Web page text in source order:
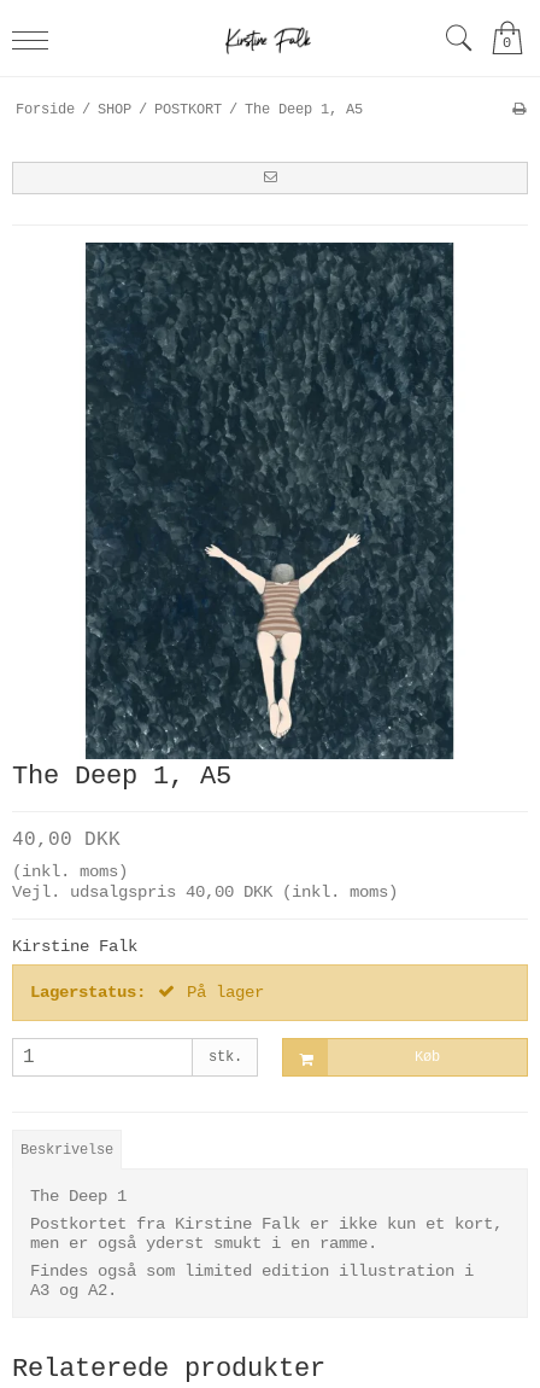
0
Forside / SHOP / POSTKORT / The Deep 1, A5
The Deep 1, A5
40,00 DKK
(inkl. moms)
Vejl. udsalgspris 40,00 DKK
(inkl. moms)
Kirstine Falk
Lagerstatus: På lager
stk. Køb
Beskrivelse
The Deep 1
Postkortet fra Kirstine Falk er ikke kun et kort,
men er også yderst smukt i en ramme.
Findes også som limited edition illustration i
A3 og A2.
Relaterede produkter